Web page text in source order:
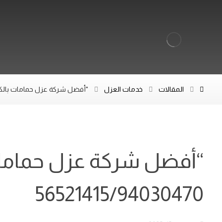
المقالات خدمات العزل "أفضل شركة عزل حمامات بالكويت – اتصل
“أفضل شركة عزل
56521415/94030470